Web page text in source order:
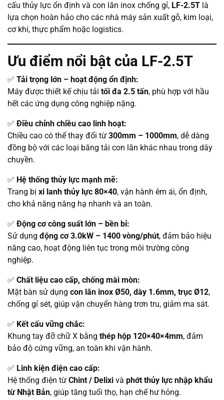
cấu thủy lực ổn định và con lăn inox chống gỉ, LF-2.5T là
lựa chọn hoàn hảo cho các nhà máy sản xuất gỗ, kim loại,
cơ khí, thực phẩm hoặc logistics.
Ưu điểm nổi bật của LF-2.5T
✅ Tải trọng lớn – hoạt động ổn định:
Máy được thiết kế chịu tải tối đa 2.5 tấn, phù hợp với hầu
hết các ứng dụng công nghiệp nặng.
✅ Điều chỉnh chiều cao linh hoạt:
Chiều cao có thể thay đổi từ 300mm – 1000mm, dễ dàng
đồng bộ với các loại băng tải con lăn khác nhau trong dây
chuyền.
✅ Hệ thống thủy lực mạnh mẽ:
Trang bị xi lanh thủy lực 80×40, vận hành êm ái, ổn định,
cho khả năng nâng hạ nhanh và an toàn.
✅ Động cơ công suất lớn – bền bỉ:
Sử dụng động cơ 3.0kW – 1400 vòng/phút, đảm bảo hiệu
năng cao, hoạt động liên tục trong môi trường công
nghiệp.
✅ Chất liệu cao cấp, chống mài mòn:
Mặt bàn sử dụng con lăn inox Ø50, dày 1.6mm, trục Ø12,
chống gỉ sét, giúp vận chuyển hàng trơn tru, giảm ma sát.
✅ Kết cấu vững chắc:
Khung tay đỡ chữ X bằng thép hộp 120×40×4mm, đảm
bảo độ cứng vững, an toàn khi vận hành.
✅ Linh kiện điện cao cấp:
Hệ thống điện từ Chint / Delixi và phớt thủy lực nhập khẩu
từ Nhật Bản, giúp tăng tuổi thọ, hạn chế hư hỏng.